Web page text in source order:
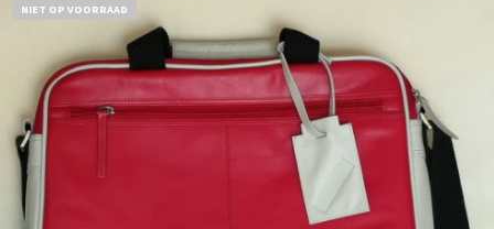
NIET OP VOORRAAD